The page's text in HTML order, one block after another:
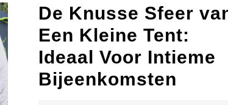
De Knusse Sfeer
Een Kleine Tent:
Ideaal Voor Intieme
Bijeenkomsten